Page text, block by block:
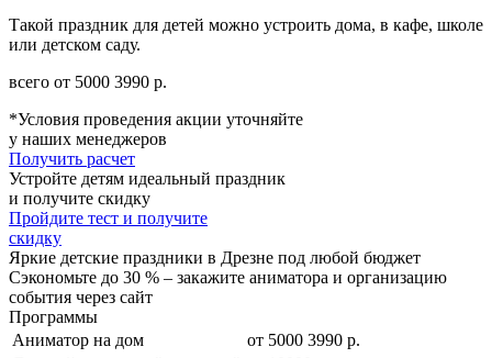
Такой праздник для детей можно устроить дома, в кафе, школе
или детском саду.
всего от 5000 3990 р.
*Условия проведения акции уточняйте
у наших менеджеров
Получить расчет
Устройте детям идеальный праздник
и получите скидку
Пройдите тест и получите
скидку
Яркие детские праздники в Дрезне под любой бюджет
Сэкономьте до 30 % – закажите аниматора и организацию
события через сайт
Программы
Аниматор на дом
от 5000 3990 р.